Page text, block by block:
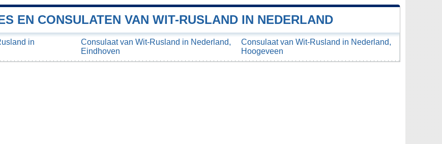
EN CONSULATEN VAN WIT-RUSLAND IN NEDERLAND
in
Consulaat van Wit-Rusland in Nederland,
Eindhoven
Consulaat van Wit-Rusland in Nederland,
Hoogeveen